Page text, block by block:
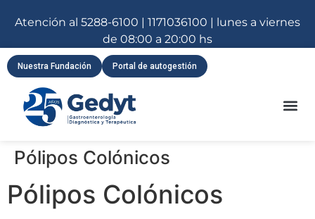
Atención al 5288-6100 | 1171036100 | lunes a viernes
de 08:00 a 20:00 hs
Nuestra Fundación Portal de autogestión
Pólipos Colónicos
Pólipos Colónicos